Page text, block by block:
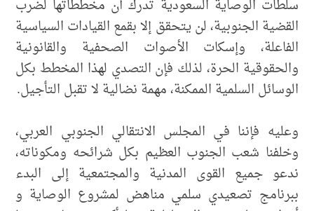
سلطات الوصاية السعودية تدرك أن مخططاتها لضرب
القضية الجنوبية، لن يتحقق إلا بقمع القيادات السياسية
الفاعلة، وإسكات الأصوات الصحفية والقانونية
والحقوقية الحرة، لذلك فإن التصدي لهذا المخطط بكل
الوسائل السلمية الممكنة، مهمة نضالية لا تقبل التأجيل.
وعليه فإننا في المجلس الانتقالي الجنوبي العربي،
وخلفنا شعب الجنوب العظيم بكل شرائحه ومكوناته،
ندعو جميع القوى المدنية والمجتمعية إلى البدء
ببرنامج تصعيدي سلمي مناهض لمشروع الوصاية و